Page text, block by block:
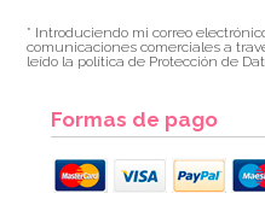
* Introduciendo mi correo
comunicaciones comerciales a
leído la política de Protección de
Formas de pago